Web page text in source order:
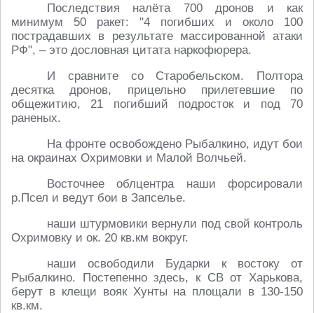
Последствия налёта 700 дронов и как
минимум 50 ракет: "4 погибших и около 100
пострадавших в результате массированной атаки
РФ", – это дословная цитата наркофюрера.
И сравните со Старобельском. Полтора
десятка дронов, прицельно прилетевшие по
общежитию, 21 погибший подросток и под 70
раненых.
На фронте освобождено Рыбалкино, идут бои
на окраинах Охримовки и Малой Волчьей.
Восточнее облцентра наши форсировали
р.Псел и ведут бои в Запселье.
наши штурмовики вернули под свой контроль
Охримовку и ок. 20 кв.км вокруг.
наши освободили Бударки к востоку от
Рыбалкино. Постепенно здесь, к СВ от Харькова,
берут в клещи вояк Хунты на площали в 130-150
кв.км.